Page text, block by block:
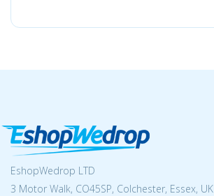
EshopWedrop LTD
3 Motor Walk, CO45SP, Colchester, Essex, UK